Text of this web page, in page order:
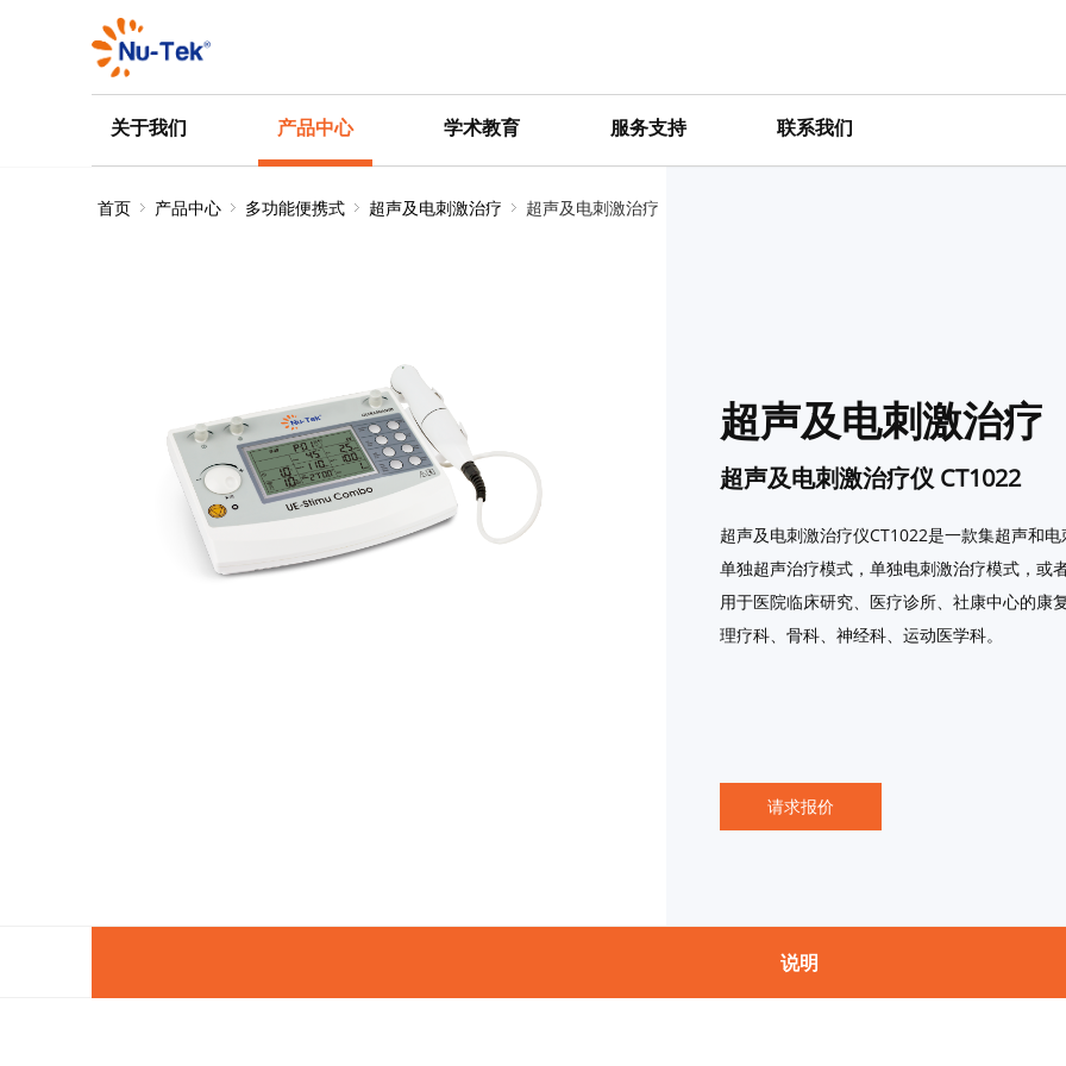
关于我们 产品中心 学术教育 服务支持 联系我们
首页 产品中心 多功能便携式 超声及电刺激治疗 超声及电刺激治疗
超声及电刺激治疗
超声及电刺激治疗仪 CT1022
超声及电刺激治疗仪CT1022是一款集超声和
单独超声治疗模式，单独电刺激治疗模式，或
用于医院临床研究、医疗诊所、社康中心的康
理疗科、骨科、神经科、运动医学科。
请求报价
说明